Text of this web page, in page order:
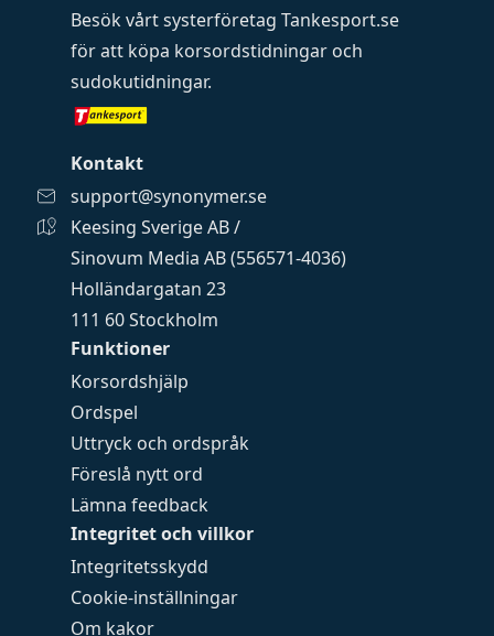
Funktioner
Korsordshjälp
Ordspel
Uttryck och ordspråk
Föreslå nytt ord
Lämna feedback
Integritet och villkor
Integritetsskydd
Cookie-inställningar
Om kakor
Besök vårt systerföretag Tankesport.se
för att köpa korsordstidningar och
sudokutidningar.
Kontakt
support@synonymer.se
Keesing Sverige AB /
Sinovum Media AB (556571-4036)
Holländargatan 23
111 60 Stockholm